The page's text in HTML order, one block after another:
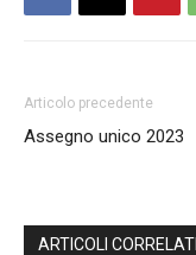
Articolo precedente
Assegno unico 2023
ARTICOLI CORRELATI